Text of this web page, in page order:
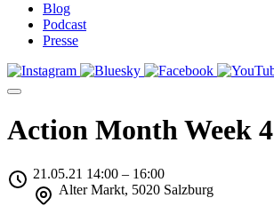
Blog
Podcast
Presse
Action Month Week 4
21.05.21 14:00 – 16:00
Alter Markt, 5020 Salzburg